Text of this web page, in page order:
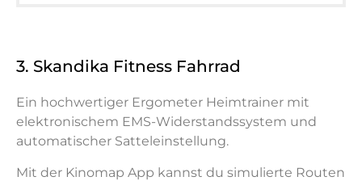
3. Skandika Fitness Fahrrad
Ein hochwertiger Ergometer Heimtrainer mit
elektronischem EMS-Widerstandssystem und
automatischer Satteleinstellung.
Mit der Kinomap App kannst du simulierte Routen